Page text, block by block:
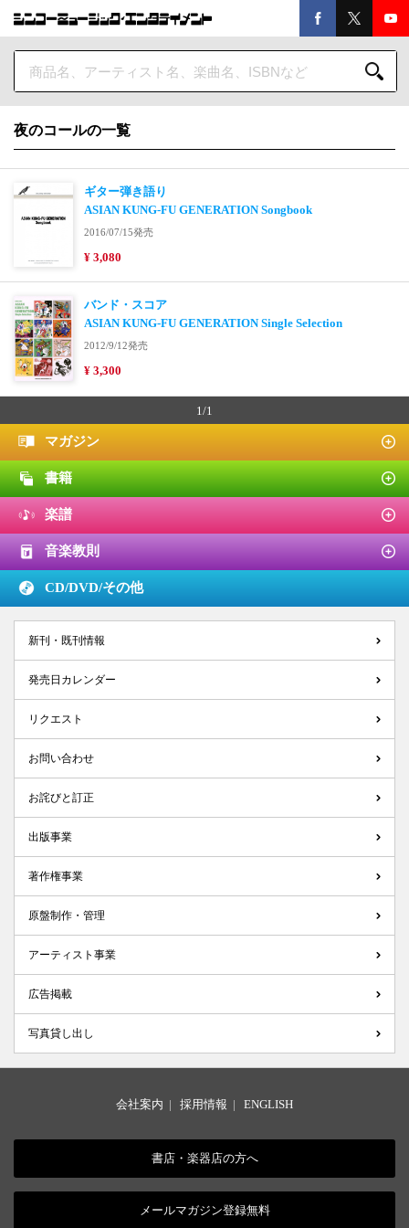
夜のコールの一覧
ギター弾き語り
ASIAN KUNG-FU GENERATION Songbook
2016/07/15発売
¥ 3,080
バンド・スコア
ASIAN KUNG-FU GENERATION Single Selection
2012/9/12発売
¥ 3,300
1/1
マガジン
書籍
楽譜
音楽教則
CD/DVD/その他
新刊・既刊情報
発売日カレンダー
リクエスト
お問い合わせ
お詫びと訂正
出版事業
著作権事業
原盤制作・管理
アーティスト事業
広告掲載
写真貸し出し
会社案内 | 採用情報 | ENGLISH
書店・楽器店の方へ
メールマガジン登録無料